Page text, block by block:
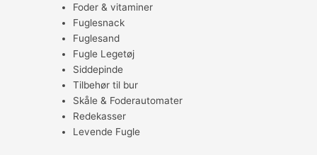
Foder & vitaminer
Fuglesnack
Fuglesand
Fugle Legetøj
Siddepinde
Tilbehør til bur
Skåle & Foderautomater
Redekasser
Levende Fugle